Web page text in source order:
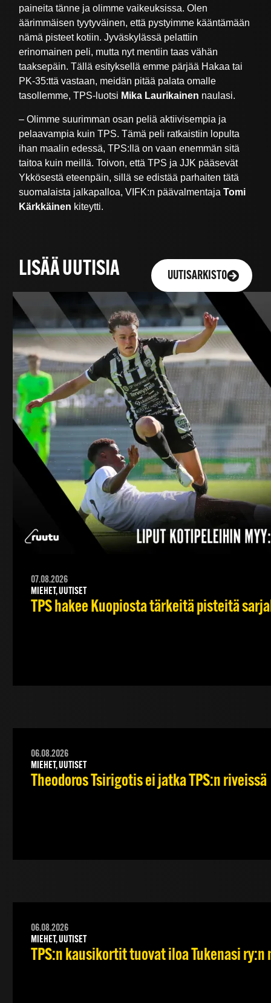
paineita tänne ja olimme vaikeuksissa. Olen
äärimmäisen tyytyväinen, että pystyimme kääntämään
nämä pisteet kotiin. Jyväskylässä pelattiin
erinomainen peli, mutta nyt mentiin taas vähän
taaksepäin. Tällä esityksellä emme pärjää Hakaa tai
PK-35:ttä vastaan, meidän pitää palata omalle
tasollemme, TPS-luotsi Mika Laurikainen naulasi.
– Olimme suurimman osan peliä aktiivisempia ja
pelaavampia kuin TPS. Tämä peli ratkaistiin lopulta
ihan maalin edessä, TPS:llä on vaan enemmän sitä
taitoa kuin meillä. Toivon, että TPS ja JJK pääsevät
Ykkösestä eteenpäin, sillä se edistää parhaiten tätä
suomalaista jalkapalloa, VIFK:n päävalmentajaTomi
Kärkkäinen kiteytti.
LISÄÄ UUTISIA UUTISARKISTO
07.08.2026
MIEHET, UUTISET
TPS hakee Kuopiosta tärkeitä pisteitä
06.08.2026
MIEHET, UUTISET
Theodoros Tsirigotis ei jatka TPS:n riveissä
06.08.2026
MIEHET, UUTISET
TPS:n kausikortit tuovat iloa Tukenasi